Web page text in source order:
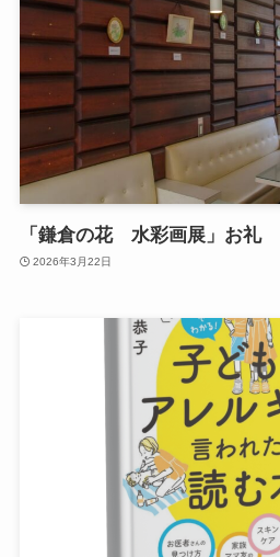
「鎌倉の花 水彩画展」お礼
2026年3月22日